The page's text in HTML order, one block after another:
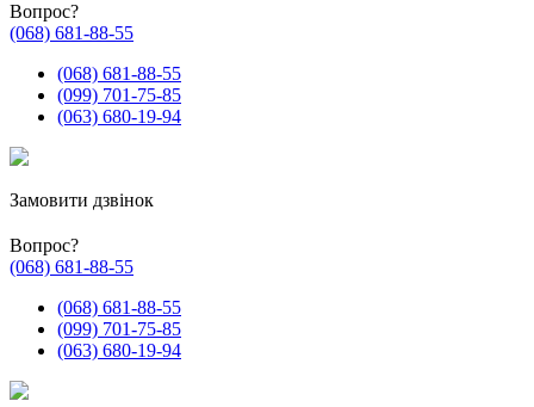
Вопрос?
(068) 681-88-55
(068) 681-88-55
(099) 701-75-85
(063) 680-19-94
Замовити дзвінок
Вопрос?
(068) 681-88-55
(068) 681-88-55
(099) 701-75-85
(063) 680-19-94